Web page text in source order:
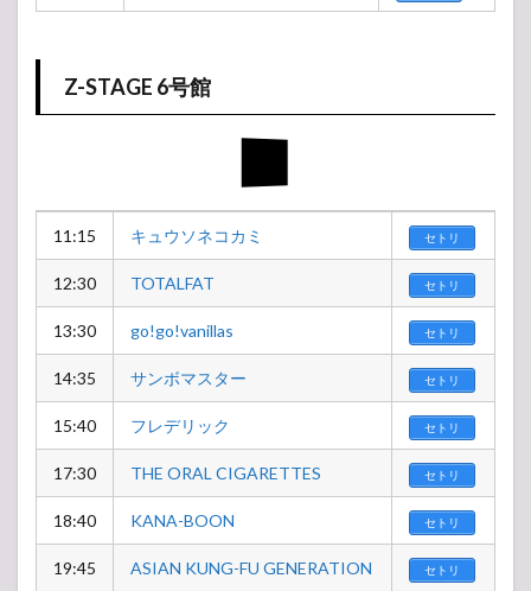
Z-STAGE 6号館
11:15 キュウソネコカミ セトリ
12:30 TOTALFAT セトリ
13:30 go!go!vanillas セトリ
14:35 サンボマスター セトリ
15:40 フレデリック セトリ
17:30 THE ORAL CIGARETTES セトリ
18:40 KANA-BOON セトリ
19:45 ASIAN KUNG-FU GENERATION セトリ